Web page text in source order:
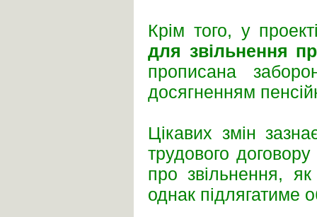
Крім того, у
для звільнення
прописана
досягненням
Цікавих змін
трудового
про звільнення,
однак підлягатиме